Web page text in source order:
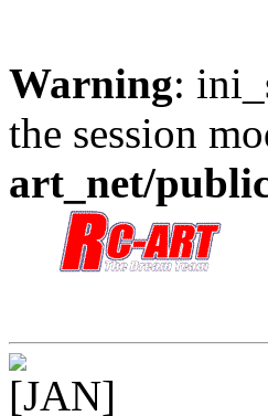
Warning:
the session
art_net/
[JAN]